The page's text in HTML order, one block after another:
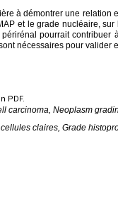
à démontrer une relation
et le grade nucléaire,
pourrait contribuer
nécessaires pour valider
PDF.
carcinoma, Neoplasm
claires, Grade